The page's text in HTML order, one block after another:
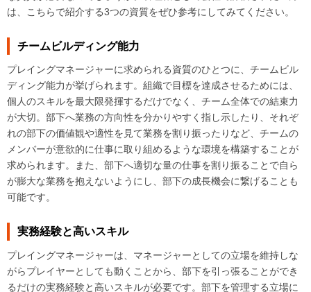
は、こちらで紹介する3つの資質をぜひ参考にしてみてください。
チームビルディング能力
プレイングマネージャーに求められる資質のひとつに、チームビル
ディング能力が挙げられます。組織で目標を達成させるためには、
個人のスキルを最大限発揮するだけでなく、チーム全体での結束力
が大切。部下へ業務の方向性を分かりやすく指し示したり、それぞ
れの部下の価値観や適性を見て業務を割り振ったりなど、チームの
メンバーが意欲的に仕事に取り組めるような環境を構築することが
求められます。また、部下へ適切な量の仕事を割り振ることで自ら
が膨大な業務を抱えないようにし、部下の成長機会に繋げることも
可能です。
実務経験と高いスキル
プレイングマネージャーは、マネージャーとしての立場を維持しな
がらプレイヤーとしても動くことから、部下を引っ張ることができ
るだけの実務経験と高いスキルが必要です。部下を管理する立場に